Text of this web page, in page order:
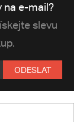
na e-mail?
slevu
ODESLAT